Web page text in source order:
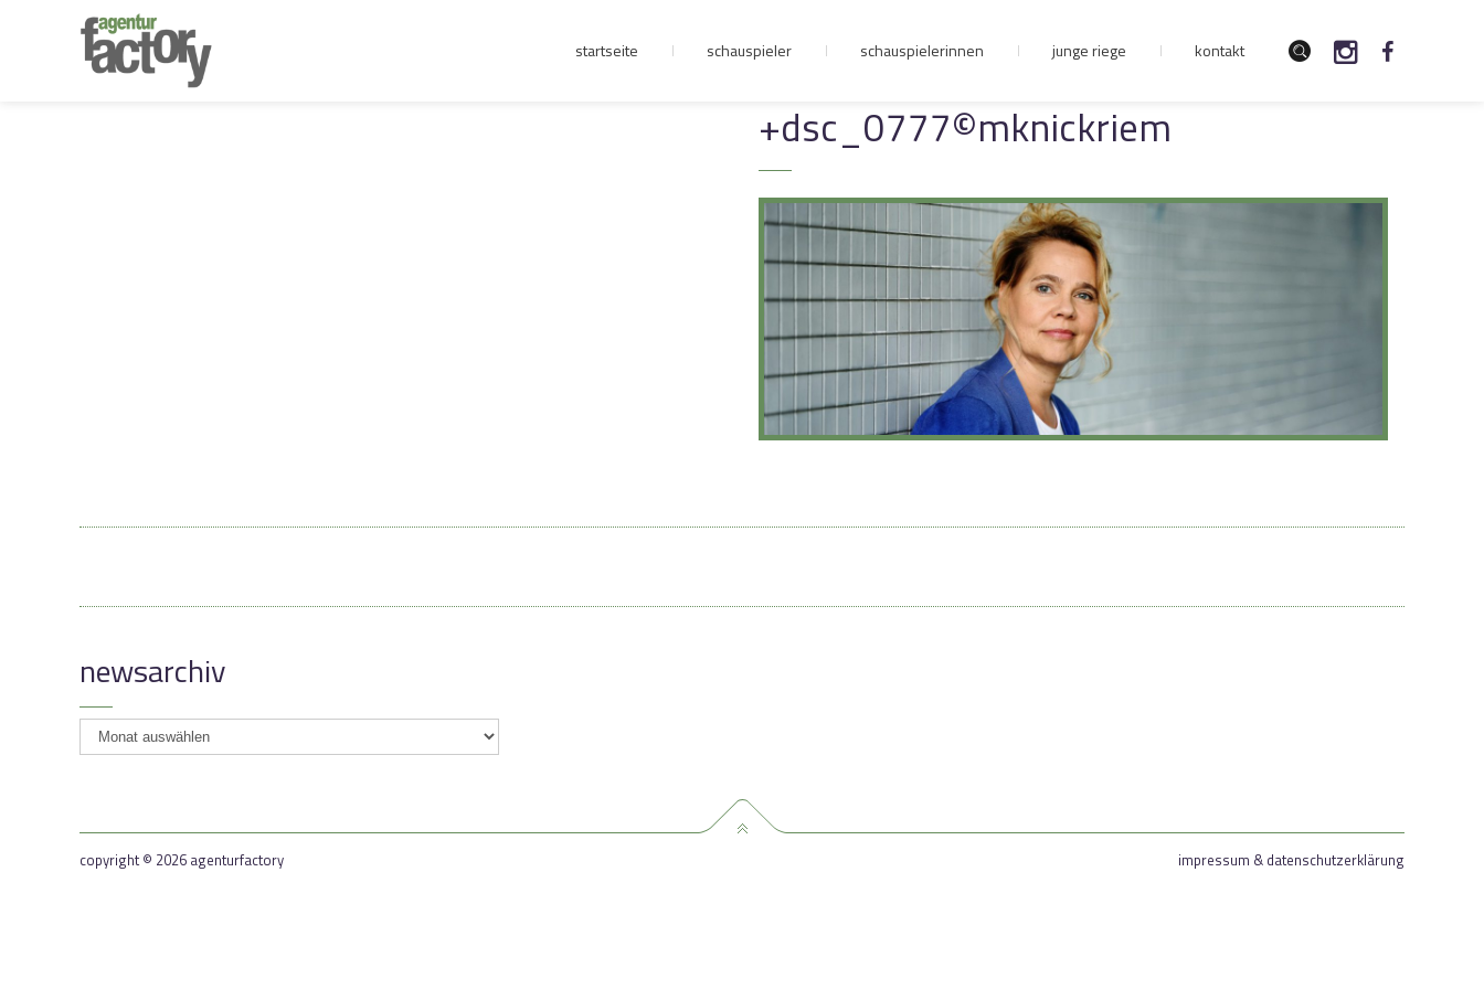
junge riege
kontakt
startseite schauspieler schauspielerinnen junge riege kontakt
+dsc_0777©mknickriem
newsarchiv
newsarchiv
copyright © 2026 agenturfactory impressum & datenschutzerklärung